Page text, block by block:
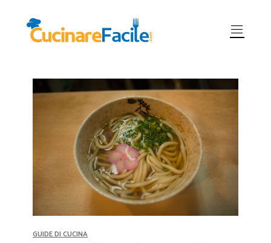
GUIDE DI CUCINA